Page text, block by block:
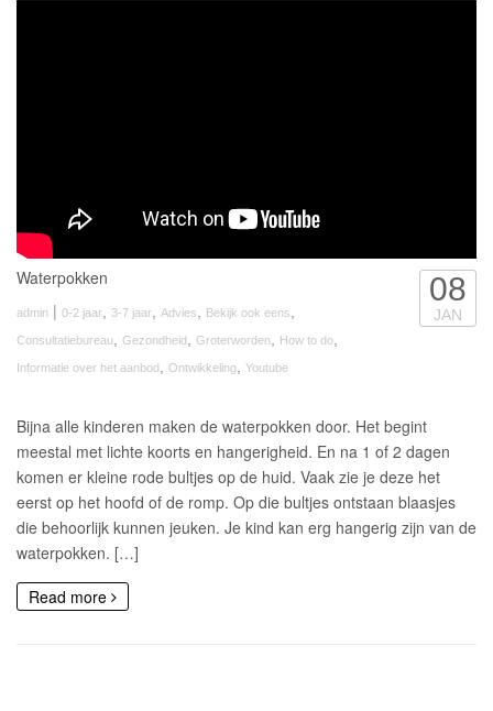
Waterpokken
admin | 0-2 jaar, 3-7 jaar, Advies, Bekijk ook eens,
Consultatiebureau, Gezondheid , Groterworden, How to do,
Informatie over het aanbod , Ontwikkeling, Youtube
08
JAN
Bijna alle kinderen maken de waterpokken door. Het begint
meestal met lichte koorts en hangerigheid. En na 1 of 2 dagen
komen er kleine rode bultjes op de huid. Vaak zie je deze het
eerst op het hoofd of de romp. Op die bultjes ontstaan blaasjes
die behoorlijk kunnen jeuken. Je kind kan erg hangerig zijn van de
waterpokken. […]
Read more